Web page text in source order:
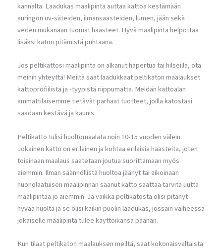
kannalta. Laadukas maalipinta auttaa kattoa kestämään
auringon uv-säteiden, ilmansaasteiden, lumen, jään sekä
veden mukanaan tuomat haasteet. Hyvä maalipinta helpottaa
lisäksi katon pitämistä puhtaana.
Jos peltikattosi maalipinta on alkanut hapertua tai hilseillä, ota
meihin yhteyttä! Meiltä saat laadukkaat peltikaton maalaukset
kattoprofiilista ja -tyypistä riippumatta. Meidän kattoalan
ammattilaisemme tietävät parhaat tuotteet, joilla katostasi
saadaan kestävä ja kaunis.
Peltikatto tulisi huoltomaalata noin 10-15 vuoden välein.
Jokainen katto on erilainen ja kohtaa erilaisia haasteita, joten
toisinaan maalaus saatetaan joutua suorittamaan myös
aiemmin. Ilman säännöllistä huoltoa jäänyt tai aikoinaan
huonolaatuisen maalipinnan saanut katto saattaa tarvita uutta
maalipintaa jo aiemmin. Ja vaikka peltikatosta olisi pitänyt
hyvää huolta ja se olisi kaikin puolin laadukas, jossain vaiheessa
jokaiselle maalipinta tulee käyttöikänsä päähän.
Kun tilaat peltikaton maalauksen meiltä, saat kokonaisvaltaista